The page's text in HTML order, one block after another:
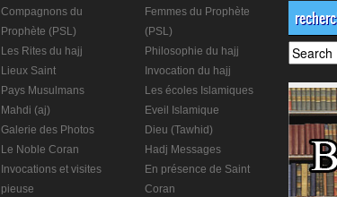
Compagnons du
Prophète (PSL)
Femmes du Prophète
(PSL)
Les Rites du hajj
Philosophie du hajj
Lieux Saint
Invocation du hajj
Pays Musulmans
Les écoles Islamiques
Mahdi (aj)
Eveil Islamique
Galerie des Photos
Dieu (Tawhid)
Le Noble Coran
Hadj Messages
Invocations et visites
pieuse
En présence de Saint
Coran